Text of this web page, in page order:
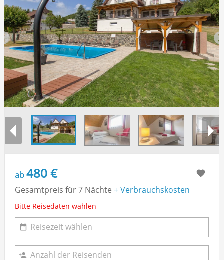
ab480 €
Gesamtpreis für 7 Nächte + Verbrauchskosten
Bitte Reisedaten wählen